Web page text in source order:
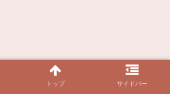
トップ サイドバー